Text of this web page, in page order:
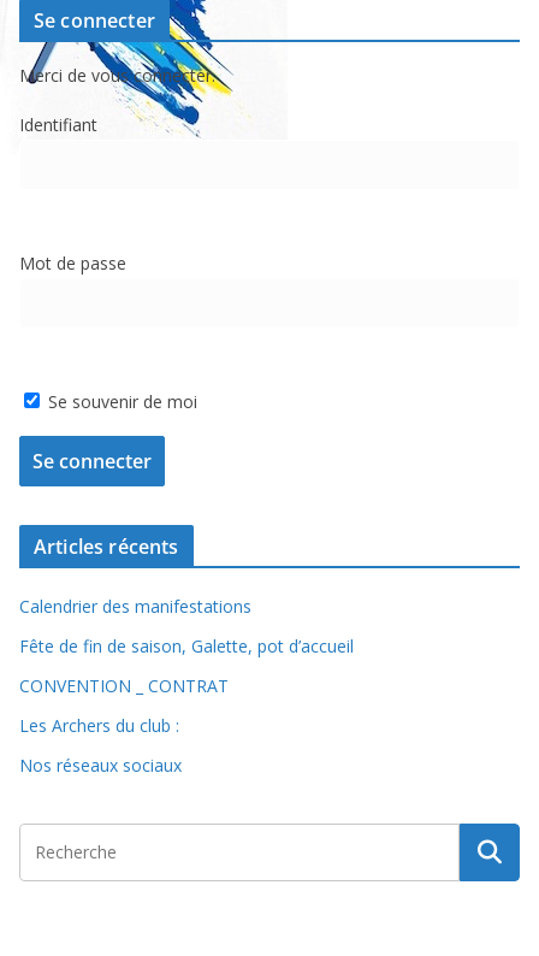
Se connecter
Merci de vous connecter.
Identifiant
Mot de passe
Se souvenir de moi
Articles récents
Calendrier des manifestations
Fête de fin de saison, Galette, pot d’accueil
CONVENTION _ CONTRAT
Les Archers du club :
Nos réseaux sociaux